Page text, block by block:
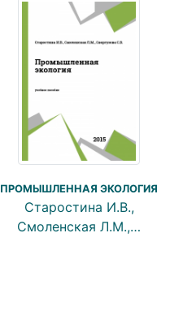
ПРОМЫШЛЕННАЯ ЭКОЛОГИЯ
Старостина И.В.,
Смоленская Л.М.,…